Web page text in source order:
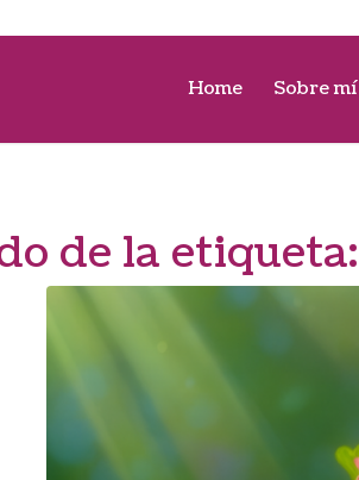
Home Sobre mí
de la etiqueta: